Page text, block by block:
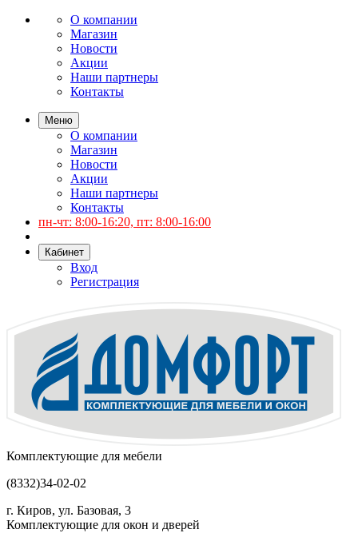
О компании
Магазин
Новости
Акции
Наши партнеры
Контакты
Меню
О компании
Магазин
Новости
Акции
Наши партнеры
Контакты
пн-чт: 8:00-16:20, пт: 8:00-16:00
Кабинет
Вход
Регистрация
Комплектующие для мебели
(8332)34-02-02
г. Киров, ул. Базовая, 3
Комплектующие для окон и дверей